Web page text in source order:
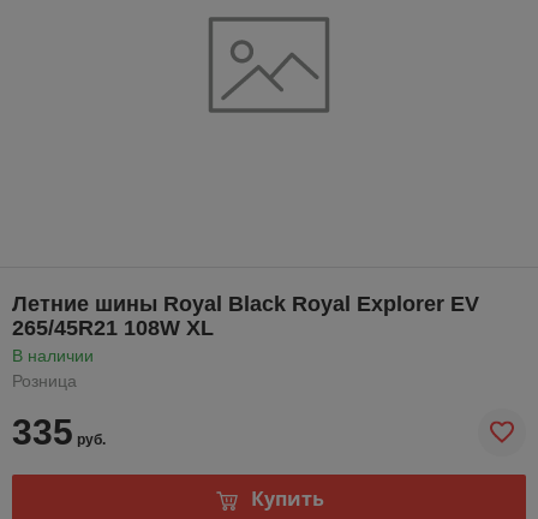
Летние шины Royal Black Royal Explorer EV
265/45R21 108W XL
В наличии
Розница
335 руб.
Купить